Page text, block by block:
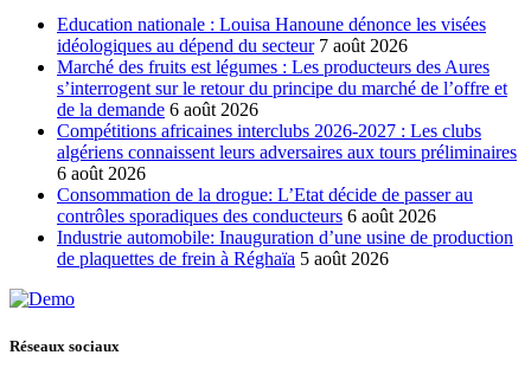
Education nationale : Louisa Hanoune dénonce les visées
idéologiques au dépend du secteur 7 août 2026
Marché des fruits est légumes : Les producteurs des Aures
s’interrogent sur le retour du principe du marché de l’offre et
de la demande 6 août 2026
Compétitions africaines interclubs 2026-2027 : Les clubs
algériens connaissent leurs adversaires aux tours préliminaires
6 août 2026
Consommation de la drogue: L’Etat décide de passer au
contrôles sporadiques des conducteurs 6 août 2026
Industrie automobile: Inauguration d’une usine de production
de plaquettes de frein à Réghaïa 5 août 2026
Réseaux sociaux